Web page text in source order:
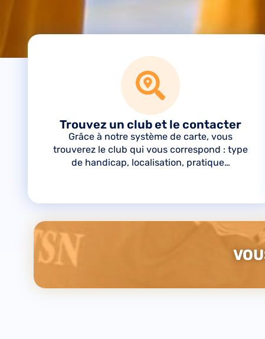
Trouvez un club​ et le contacter
Grâce à notre système de carte, vous
trouverez le club qui vous correspond : type
de handicap, localisation, pratique…